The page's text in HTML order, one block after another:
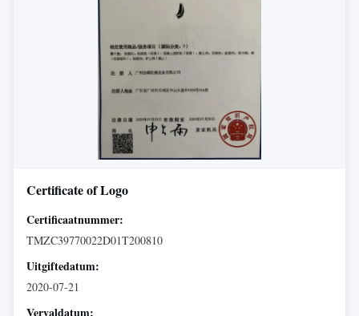
Certificate of Logo
Certificaatnummer:
TMZC39770022D01T200810
Uitgiftedatum:
2020-07-21
Vervaldatum: